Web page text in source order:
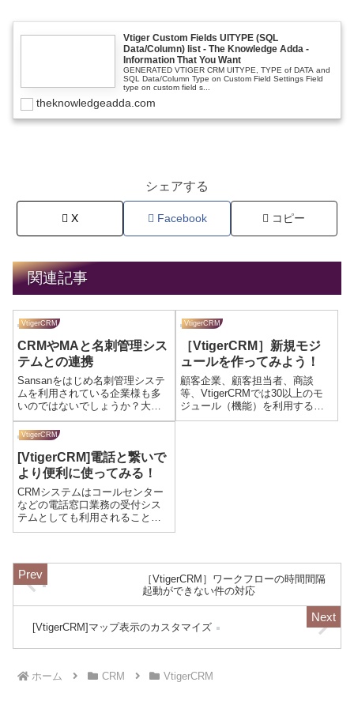
Vtiger Custom Fields UITYPE (SQL
Data/Column) list - The Knowledge Adda -
Information That You Want
GENERATED VTIGER CRM UITYPE, TYPE of DATA and
SQL Data/Column Type on Custom Field Settings Field
type on custom field s...
theknowledgeadda.com
シェアする
X Facebook コピー
関連記事
VtigerCRM
CRMやMAと名刺管理シス
テムとの連携
Sansanをはじめ名刺管理システ
ムを利用されている企業様も多
いのではないでしょうか？大手
の名刺管理システムはCRM・
SFA製品向けにAPIを提供してい
るケース、逆にCRM・SFA製品
が名刺管理システムとの連携プ
ラグインを提供しているケー
ス...
VtigerCRM
［VtigerCRM］新規モジ
ュールを作ってみよう！
顧客企業、顧客担当者、商談
等、VtigerCRMでは30以上のモ
ジュール（機能）を利用するこ
とができますが、今流行りの
VtigerCRM
[VtigerCRM]電話と繋いで
より便利に使ってみる！
CRMシステムはコールセンター
などの電話窓口業務の受付シス
テムとしても利用されることが
あります。VtigerCRMではモジュ
用されています。また、電話環
境との連携については、Vtige...［VtigerCRM］ワークフローの時間間隔
起動ができない件の対応
[VtigerCRM]マップ表示のカスタマイズ
ホーム CRM VtigerCRM